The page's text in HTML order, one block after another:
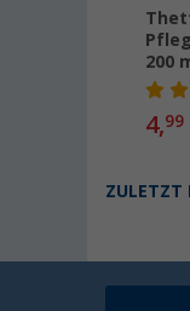
200
4,99
ZULETZT